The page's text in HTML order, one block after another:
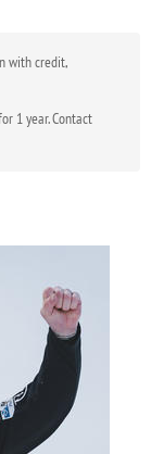
with credit,
1 year. Contact